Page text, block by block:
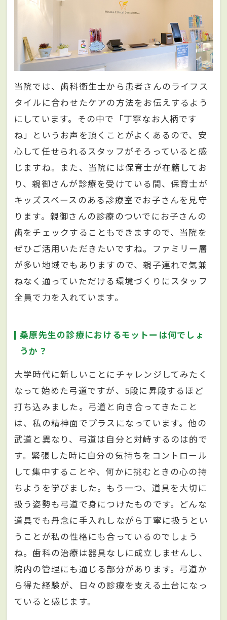
当院では、歯科衛生士から患者さんのライフス
タイルに合わせたケアの方法をお伝えするよう
にしています。その中で「丁寧なお人柄です
ね」というお声を頂くことがよくあるので、安
心して任せられるスタッフがそろっていると感
じますね。また、当院には保育士が在籍してお
り、親御さんが診療を受けている間、保育士が
キッズスペースのある診療室でお子さんを見守
ります。親御さんの診療のついでにお子さんの
歯をチェックすることもできますので、当院を
ぜひご活用いただきたいですね。ファミリー層
が多い地域でもありますので、親子連れで気兼
ねなく通っていただける環境づくりにスタッフ
全員で力を入れています。
桑原先生の診療におけるモットーは何でしょ
うか？
大学時代に新しいことにチャレンジしてみたく
なって始めた弓道ですが、5段に昇段するほど
打ち込みました。弓道と向き合ってきたこと
は、私の精神面でプラスになっています。他の
武道と異なり、弓道は自分と対峙するのは的で
す。緊張した時に自分の気持ちをコントロール
して集中することや、何かに挑むときの心の持
ちようを学びました。もう一つ、道具を大切に
扱う姿勢も弓道で身につけたものです。どんな
道具でも丹念に手入れしながら丁寧に扱うとい
うことが私の性格にも合っているのでしょう
ね。歯科の治療は器具なしに成立しませんし、
院内の管理にも通じる部分があります。弓道か
ら得た経験が、日々の診療を支える土台になっ
ていると感じます。